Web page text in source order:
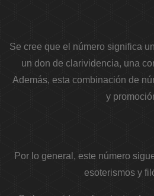
Se cree que el número significa
un don de clarividencia, una
Además, esta combinación de
y
Por lo general, este número
esoterismos y